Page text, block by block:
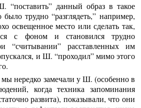
“поставить” данный образ в такое
трудно “разглядеть,” например,
освещенное место или сделать так,
с фоном и становился трудно
“считывании” расставленных им
и Ш. “проходил” мимо этого
нередко замечали у Ш. (особенно в
когда техника запоминания
развита), показывали, что они